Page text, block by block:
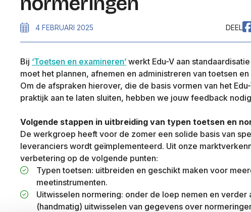
4 FEBRUARI 2025 DEEL
Bij ‘Toetsen en examineren’ werkt Edu-V aan
moet het plannen, afnemen en administreren van toetsen
Om de afspraken hierover, die de basis vormen van het
praktijk aan te laten sluiten, hebben we jouw feedback
Volgende stappen in uitbreiding van typen toetsen en
De werkgroep heeft voor de zomer een solide basis van
leveranciers wordt geïmplementeerd. Uit onze
verbetering op de volgende punten:
Typen toetsen: uitbreiden en geschikt maken voor
meetinstrumenten.
Uitwisselen normering: onder de loep nemen en
(handmatig) uitwisselen van gegevens over